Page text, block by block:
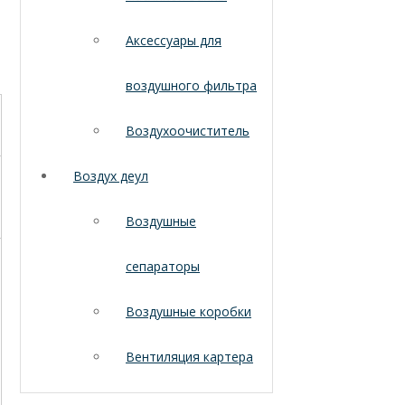
Аксессуары для
воздушного фильтра
Воздухоочиститель
Воздух деул
Воздушные
сепараторы
Воздушные коробки
Вентиляция картера